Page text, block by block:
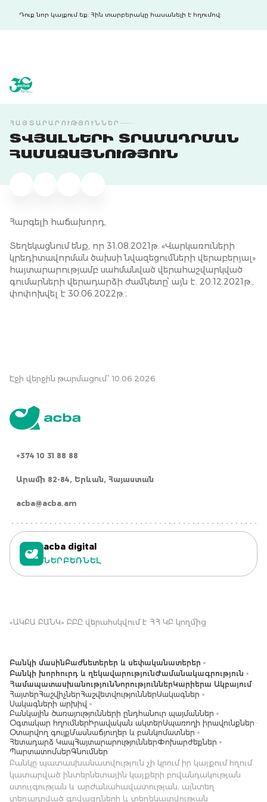
Դուք նոր կայքում եք: Հին տարբերակը հասանելի է հղումով:
ՀԱՅՏԱՐԱՐՈՒԹՅՈՒՆՆԵՐ
ՏՎՅԱԼՆԵՐԻ ՏՐԱՄԱԴՐՄԱՆ
ՀԱՄԱՁԱՅՆՈՒԹՅՈՒՆ
Հարգելի հաճախորդ,
Տեղեկացնում ենք, որ 31.08.2021թ. «Վարկառուների
կրեդիտավորման ծախսի նվազեցումների վերաբերյալ»
հայտարարությամբ սահմանված վերահաշվարկված
գումարների վերադարձի ժամկետը՝ այն է. 20.12.2021թ.,
փոփոխվել է 30.06.2022թ.։
Էջի վերջին թարմացում՝ 10.06.2026
+374 10 31 88 88
Արամի 82-84, Երևան, Հայաստան
acba@acba.am
acba digital
ՆԵՐԲԵՌՆԵԼ
«ԱԿԲԱ ԲԱՆԿ» ԲԲԸ վերահսկվում է ՀՀ ԿԲ կողմից
Բանկի մասինԲաժնետերեր և սեփականատերեր
Բանկի խորհուրդ և ղեկավարությունԺամանակագրություն
ՀամապատասխանությունՆորություններԿարիերա Ակբայում
ՀայտերՀաշվիչներՀաշվետվություններՍակագներ
Սակագների արխիվ
Բանկային ծառայությունների ընդհանուր պայմաններ
Օգտակար հղումներ Իրավական ակտերՍպառողի իրավունքներ
Օտարվող գույքՄասնաճյուղեր և բանկոմատներ
Հետադարձ ԿապՀայտարարություններՓոխարժեքներ
ՊարտատոմսերԳնումներ
Բանկը պատասխանատվություն չի կրում իր կայքում հղում
կատարված ինտերնետային կայքերի բովանդակության
ստույգության և արժանահավատության, այնտեղ
տեղադրված գովազդների և տեղեկատվության